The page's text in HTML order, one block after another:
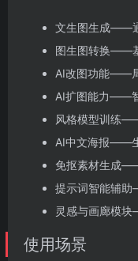
文生图生成——
图生图转换——
AI改图功能——
AI扩图能力——
风格模型训练
AI中文海报——
免抠素材生成
提示词智能辅
灵感与画廊模
使用场景